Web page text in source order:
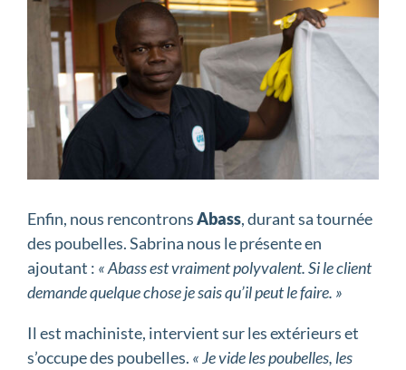
Enfin, nous rencontronsAbass, durant sa tournée
des poubelles. Sabrina nous le présente en
ajoutant : « Abass est vraiment polyvalent. Si le client
demande quelque chose je sais qu’il peut le faire. »
Il est machiniste, intervient sur les extérieurs et
s’occupe des poubelles. « Je vide les poubelles, les